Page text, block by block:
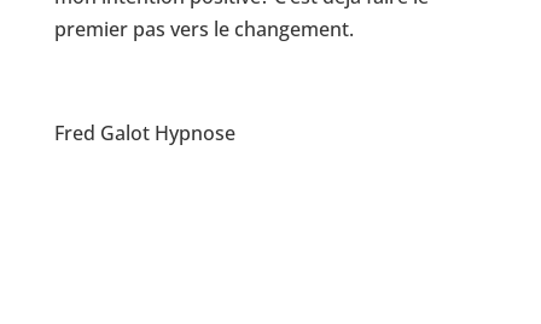
premier pas vers le changement.
Fred Galot Hypnose